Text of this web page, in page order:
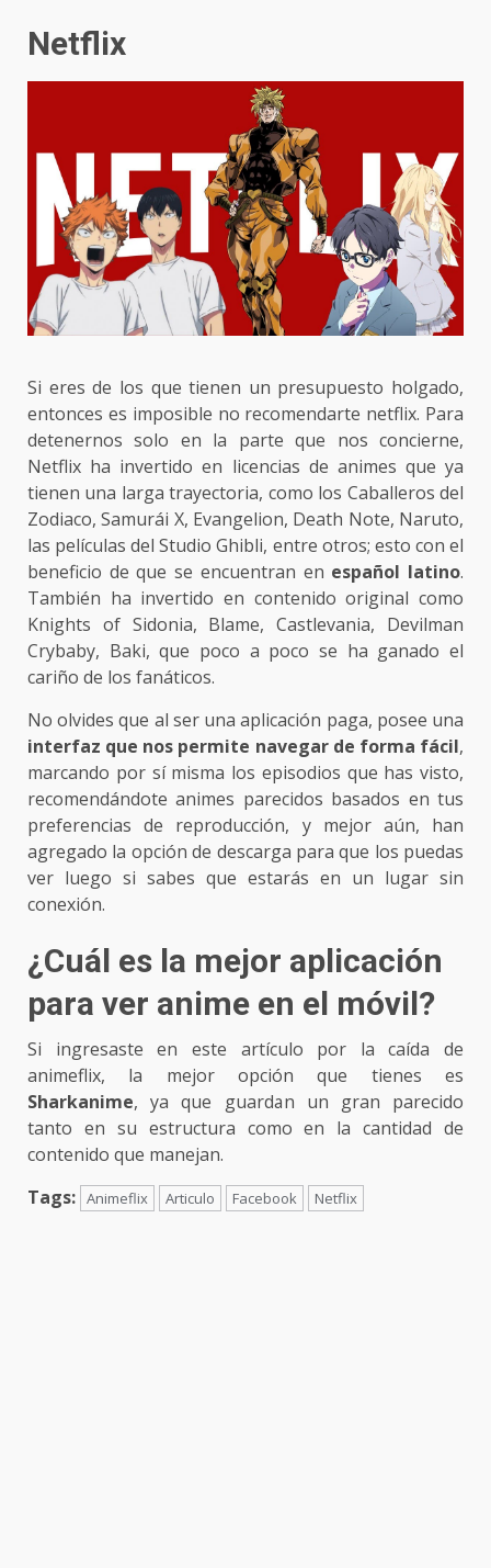
Netflix
Si eres de los que tienen un presupuesto holgado,
entonces es imposible no recomendarte netflix. Para
detenernos solo en la parte que nos concierne,
Netflix ha invertido en licencias de animes que ya
tienen una larga trayectoria, como los Caballeros del
Zodiaco, Samurái X, Evangelion, Death Note, Naruto,
las películas del Studio Ghibli, entre otros; esto con el
beneficio de que se encuentran en español latino.
También ha invertido en contenido original como
Knights of Sidonia, Blame, Castlevania, Devilman
Crybaby, Baki, que poco a poco se ha ganado el
cariño de los fanáticos.
No olvides que al ser una aplicación paga, posee una
interfaz que nos permite navegar de forma fácil,
marcando por sí misma los episodios que has visto,
recomendándote animes parecidos basados en tus
preferencias de reproducción, y mejor aún, han
agregado la opción de descarga para que los puedas
ver luego si sabes que estarás en un lugar sin
conexión.
¿Cuál es la mejor aplicación
para ver anime en el móvil?
Si ingresaste en este artículo por la caída de
animeflix, la mejor opción que tienes es
Sharkanime, ya que guardan un gran parecido
tanto en su estructura como en la cantidad de
contenido que manejan.
Tags: Animeflix Articulo Facebook Netflix